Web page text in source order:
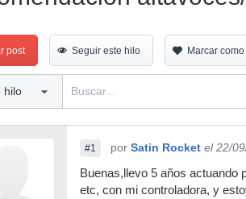
post Seguir este hilo Marcar
#1 por Satin Rocket el 22/
Buenas,llevo 5 años actuando
etc, con mi controladora, y